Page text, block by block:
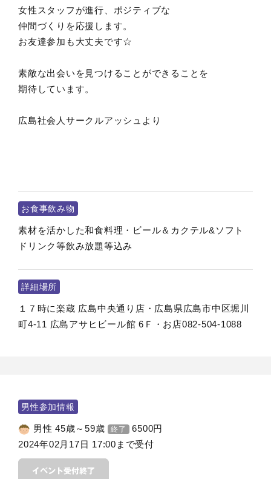
女性スタッフが進行、ポジティブな
仲間づくりを応援します。
お友達参加も大丈夫です☆
素敵な出会いを見つけることができることを
期待しています。
広島社会人サークルアッシュより
お食事飲み物
素材を活かした和食料理・ビール＆カクテル&ソフト
ドリンク等飲み放題等込み
詳細場所
１７時に楽蔵 広島中央通り店・広島県広島市中区堀川
町4-11 広島アサヒビール館 6Ｆ・お店082-504-1088
男性参加情報
男性 45歳～59歳 終了 6500円
2024年02月17日 17:00まで受付